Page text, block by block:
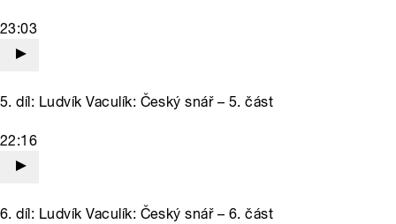
23:03
5. díl: Ludvík Vaculík: Český snář – 5. část
22:16
6. díl: Ludvík Vaculík: Český snář – 6. část